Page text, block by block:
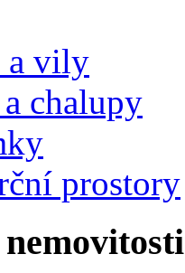
a vily
chalupy
prostory